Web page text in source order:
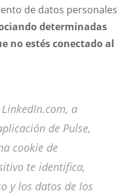
de datos personales
determinadas
no estés conectado al
a
de Pulse,
cookie de
te identifica,
y los datos de los